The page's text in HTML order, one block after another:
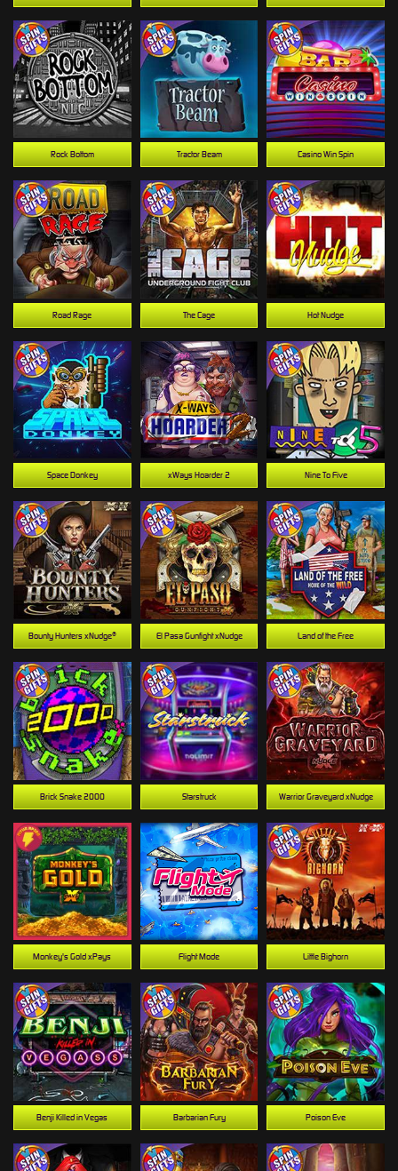
Rock Bottom Tractor Beam Casino Win Spin
Road Rage The Cage Hot Nudge
Space Donkey xWays Hoarder 2 Nine To Five
Bounty Hunters xNudge® El Pasa Gunfight xNudge Land of the Free
Brick Snake 2000 Starstruck Warrior Graveyard xNudge
Monkey's Gold xPays Flight Mode Little Bighorn
Benji Killed in Vegas Barbarian Fury Poison Eve